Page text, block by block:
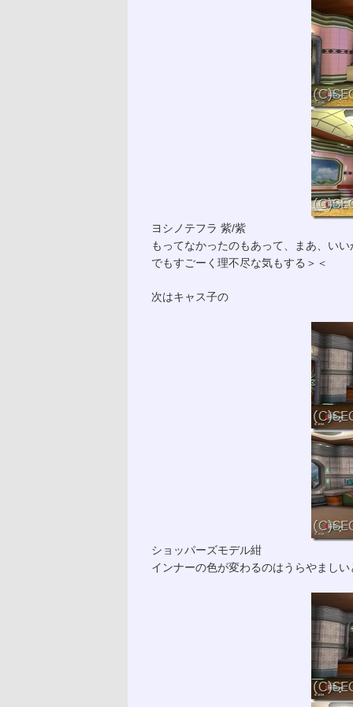
ヨシノテフラ 紫/紫
もってなかったのもあって、まあ、いい
でもすごーく理不尽な気もする＞＜
次はキャス子の
ショッパーズモデル紺
インナーの色が変わるのはうらやましい